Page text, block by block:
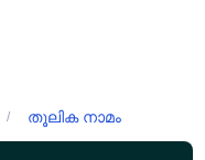
/ തൂലിക നാമം